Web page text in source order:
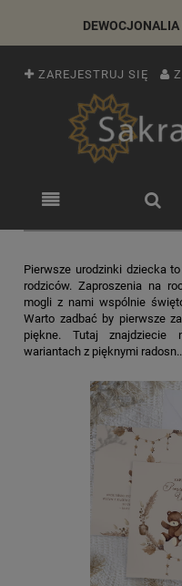
ZAREJESTRUJ SIĘ
Pierwsze urodzinki dziecka
rodziców. Zaproszenia na
mogli z nami wspólnie
Warto zadbać by pierwsze
piękne. Tutaj znajdziecie
wariantach z pięknymi